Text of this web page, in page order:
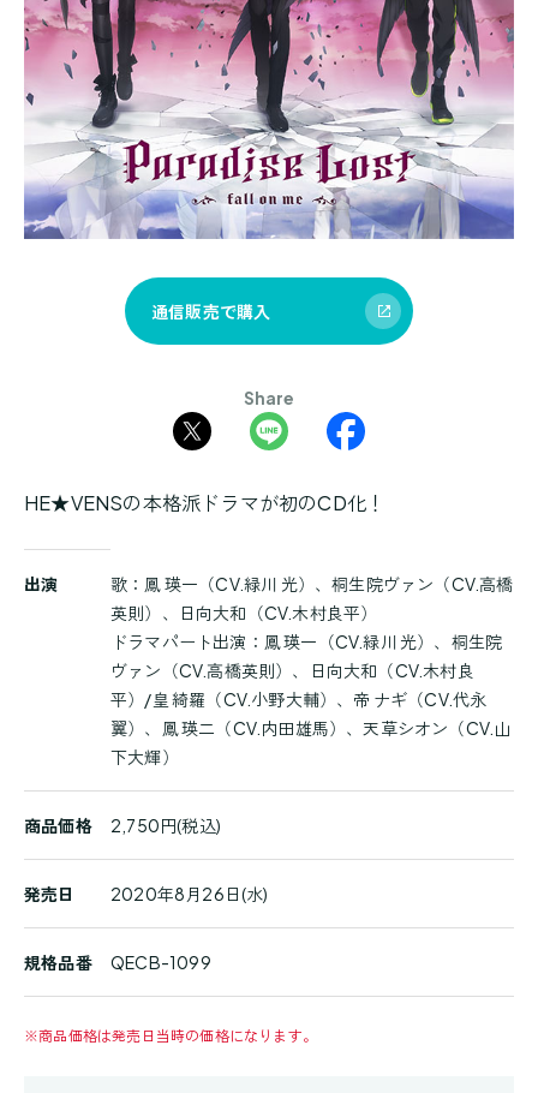
通信販売で購入
Share
HE★VENSの本格派ドラマが初のCD化！
品
出演
歌：鳳 瑛一（CV.緑川 光）、桐生院ヴァン（CV.高橋
英則）、日向大和（CV.木村良平）
ドラマパート出演：鳳 瑛一（CV.緑川 光）、桐生院
ヴァン（CV.高橋英則）、日向大和（CV.木村良
平）/皇 綺羅（CV.小野大輔）、帝 ナギ（CV.代永
翼）、鳳 瑛二（CV.内田雄馬）、天草シオン（CV.山
下大輝）
商品価格 2,750円(税込)
発売日 2020年8月26日(水)
規格品番 QECB-1099
※商品価格は発売日当時の価格になります。